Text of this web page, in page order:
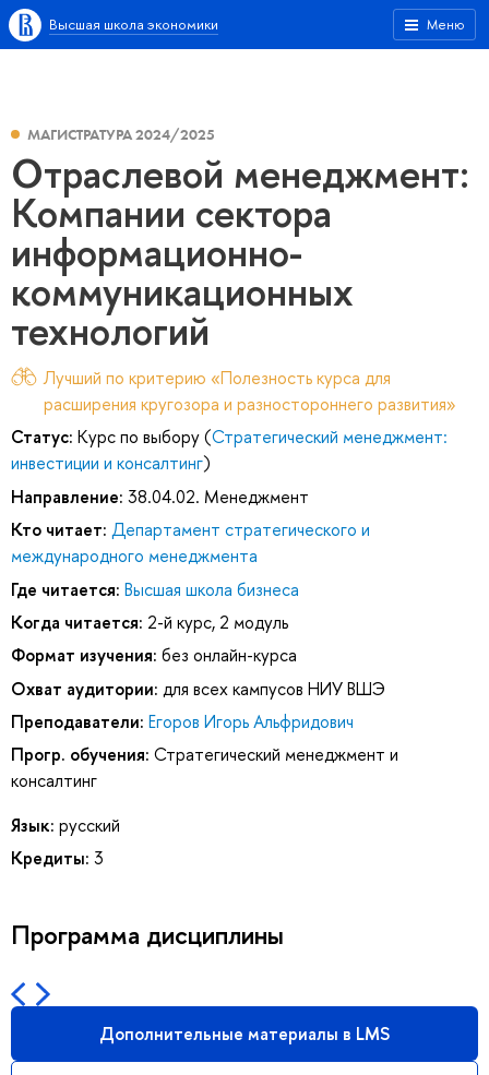
Меню
Высшая школа экономики
МАГИСТРАТУРА 2024/2025
Отраслевой менеджмент:
Компании сектора
информационно-
коммуникационных
технологий
Лучший по критерию «Полезность курса для
расширения кругозора и разностороннего развития»
Статус: Курс по выбору (Стратегический менеджмент:
инвестиции и консалтинг)
Направление: 38.04.02. Менеджмент
Кто читает: Департамент стратегического и
международного менеджмента
Где читается: Высшая школа бизнеса
Когда читается: 2-й курс, 2 модуль
Формат изучения: без онлайн-курса
Охват аудитории: для всех кампусов НИУ ВШЭ
Преподаватели: Егоров Игорь Альфридович
Прогр. обучения: Стратегический менеджмент и
консалтинг
Язык: русский
Кредиты: 3
Программа дисциплины
Дополнительные материалы в LMS